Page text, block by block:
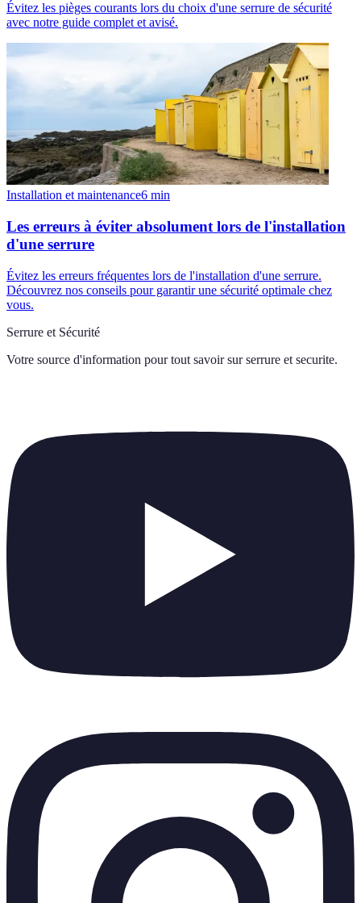
Évitez les pièges courants lors du choix d'une serrure de sécurité
avec notre guide complet et avisé.
Installation et maintenance6 min
Les erreurs à éviter absolument lors de l'installation
d'une serrure
Évitez les erreurs fréquentes lors de l'installation d'une serrure.
Découvrez nos conseils pour garantir une sécurité optimale chez
vous.
Serrure et Sécurité
Votre source d'information pour tout savoir sur serrure et securite.